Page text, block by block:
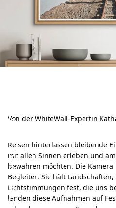
n
u
n
g
e
Von der WhiteWall-Expertin
Reisen hinterlassen bleibende
mit allen Sinnen erleben und
bewahren möchten. Die
Begleiter: Sie hält
Lichtstimmungen fest, die uns
landen diese Aufnahmen auf